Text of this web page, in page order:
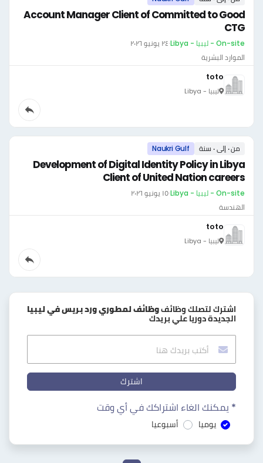
Account Manager Client of Committed to Good
CTG
On-site - ليبيا - Libya ·٢٤ يونيو ٢٠٢٦
الموارد البشرية
toto
ليبيا - Libya
من ٠ إلى ٠ سنة Naukri Gulf
Development of Digital Identity Policy in Libya
Client of United Nation careers
On-site - ليبيا - Libya ·١٥ يونيو ٢٠٢٦
الهندسة
toto
ليبيا - Libya
اشترك لتصلك وظائفوظائف لمطوري ورد بريس في ليبيا
الجديدة دوريا علي بريدك
اشترك
* يمكنك الغاء اشتراكك في أي وقت
يوميا أسبوعيا